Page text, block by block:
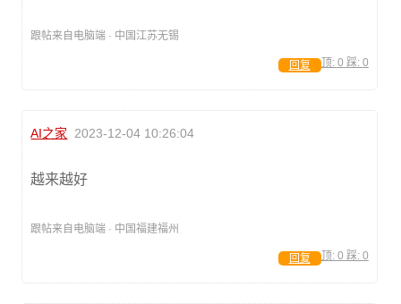
跟帖来自电脑端 · 中国江苏无锡
顶: 0 踩: 0
回复
AI之家 2023-12-04 10:26:04
越来越好
跟帖来自电脑端 · 中国福建福州
顶: 0 踩: 0
回复